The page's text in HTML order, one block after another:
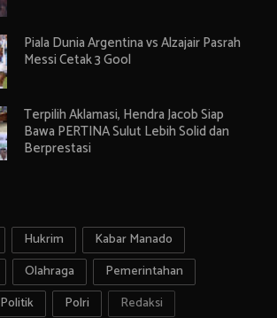
Piala Dunia Argentina vs Alzajair Pasrah
Messi Cetak 3 Gool
Terpilih Aklamasi, Hendra Jacob Siap
Bawa PERTINA Sulut Lebih Solid dan
Berprestasi
Hukrim
Kabar Manado
Olahraga
Pemerintahan
Politik Polri Redaksi